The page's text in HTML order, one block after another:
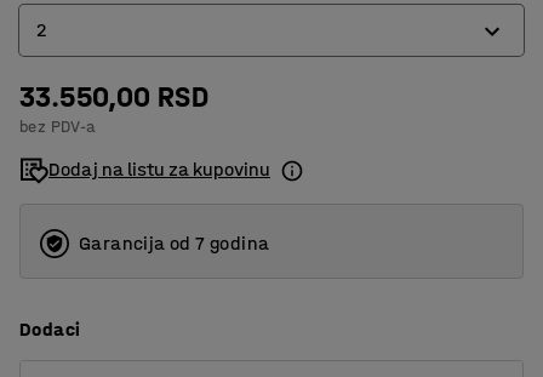
2
2
3
33.550,00 RSD
bez PDV-a
Dodaj na listu za kupovinu
Garancija od 7 godina
Dodaci